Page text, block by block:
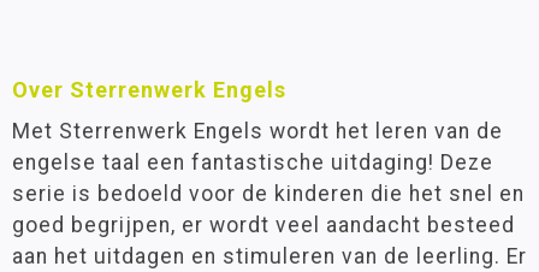
Over Sterrenwerk Engels
Met Sterrenwerk Engels wordt het leren van de
engelse taal een fantastische uitdaging! Deze
serie is bedoeld voor de kinderen die het snel en
goed begrijpen, er wordt veel aandacht besteed
aan het uitdagen en stimuleren van de leerling. Er